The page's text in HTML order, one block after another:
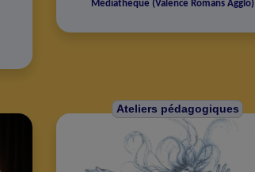
Médiathèque (Valence Romans Agglo)
Ateliers pédagogiques